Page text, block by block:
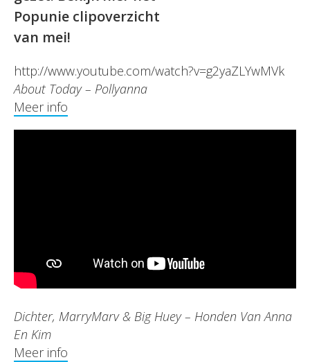
Popunie clipoverzicht
van mei!
http://www.youtube.com/watch?v=g2yaZLYwMVk
About Today – Pollyanna
Meer info
Dichter, MarryMarv & Big Huey – Honden Van Anna
En Kim
Meer info